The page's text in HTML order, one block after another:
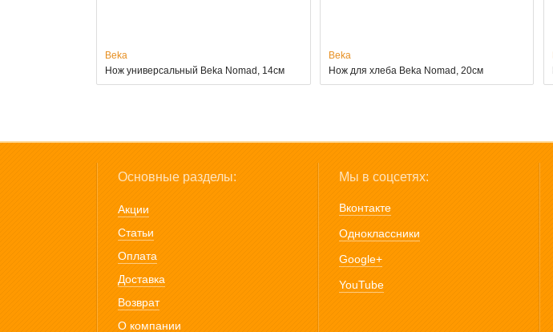
Beka
Нож универсальный Beka Nomad, 14см
Beka
Нож для хлеба Beka Nomad, 20см
Основные разделы:
Акции
Статьи
Оплата
Доставка
Возврат
О компании
Мы в соцсетях:
Вконтакте
Одноклассники
Google+
YouTube